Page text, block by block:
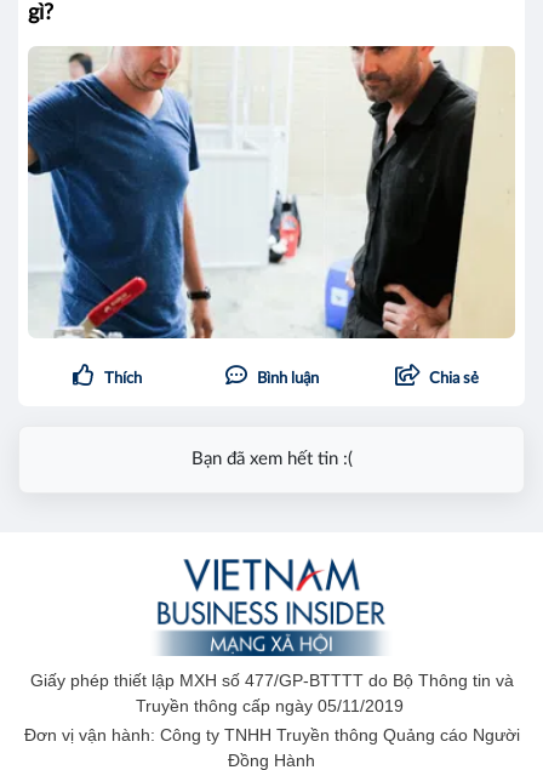
gì?
Thích Bình luận Chia sẻ
Bạn đã xem hết tin :(
Giấy phép thiết lập MXH số 477/GP-BTTTT do Bộ Thông tin và
Truyền thông cấp ngày 05/11/2019
Đơn vị vận hành: Công ty TNHH Truyền thông Quảng cáo Người
Đồng Hành